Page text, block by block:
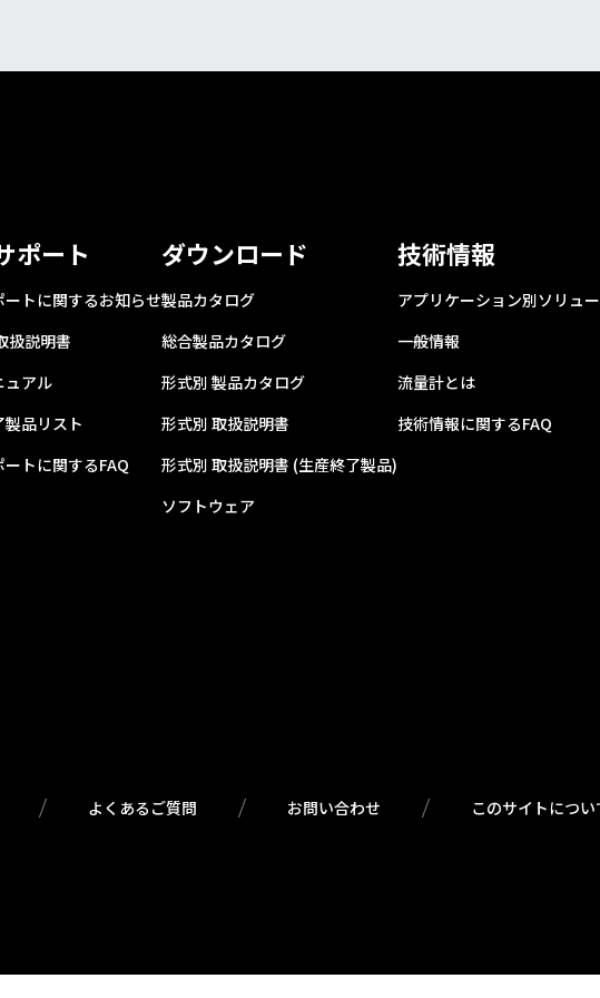
ポート
ートに関するお知らせ
扱説明書
ュアル
品リスト
トに関するFAQ
ダウンロード
製品カタログ
総合製品カタログ
形式別 製品カタログ
形式別 取扱説明書
形式別 取扱説明書 (生産終了製品)
ソフトウェア
技術情報
アプリケーション別ソリュ
一般情報
流量計とは
技術情報に関するFAQ
よくあるご質問 お問い合わせ このサイトについ